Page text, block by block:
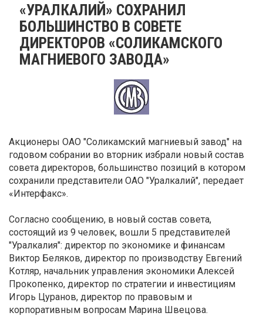
«УРАЛКАЛИЙ» СОХРАНИЛ
БОЛЬШИНСТВО В СОВЕТЕ
ДИРЕКТОРОВ «СОЛИКАМСКОГО
МАГНИЕВОГО ЗАВОДА»
Акционеры ОАО "Соликамский магниевый завод" на
годовом собрании во вторник избрали новый состав
совета директоров, большинство позиций в котором
сохранили представители ОАО "Уралкалий", передает
«Интерфакс».
Согласно сообщению, в новый состав совета,
состоящий из 9 человек, вошли 5 представителей
"Уралкалия": директор по экономике и финансам
Виктор Беляков, директор по производству Евгений
Котляр, начальник управления экономики Алексей
Прокопенко, директор по стратегии и инвестициям
Игорь Цуранов, директор по правовым и
корпоративным вопросам Марина Швецова.